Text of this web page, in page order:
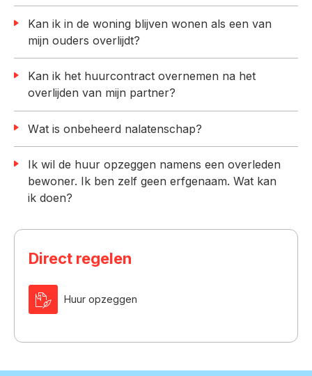
Kan ik in de woning blijven wonen als een van
mijn ouders overlijdt?
Kan ik het huurcontract overnemen na het
overlijden van mijn partner?
Wat is onbeheerd nalatenschap?
Ik wil de huur opzeggen namens een overleden
bewoner. Ik ben zelf geen erfgenaam. Wat kan
ik doen?
Direct regelen
 Huur opzeggen